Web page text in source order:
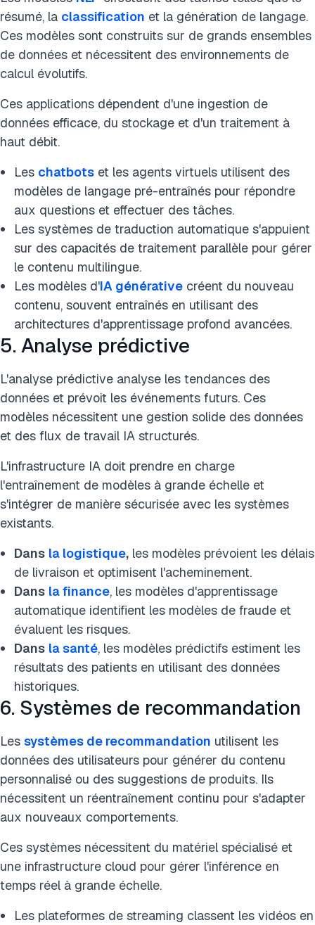
résumé, la classification et la génération de langage.
Ces modèles sont construits sur de grands ensembles
de données et nécessitent des environnements de
calcul évolutifs.
Ces applications dépendent d'une ingestion de
données efficace, du stockage et d'un traitement à
haut débit.
Les chatbots et les agents virtuels utilisent des
modèles de langage pré-entraînés pour répondre
aux questions et effectuer des tâches.
Les systèmes de traduction automatique s'appuient
sur des capacités de traitement parallèle pour gérer
le contenu multilingue.
Les modèles d'IA générative créent du nouveau
contenu, souvent entraînés en utilisant des
architectures d'apprentissage profond avancées.
5. Analyse prédictive
L'analyse prédictive analyse les tendances des
données et prévoit les événements futurs. Ces
modèles nécessitent une gestion solide des données
et des flux de travail IA structurés.
L'infrastructure IA doit prendre en charge
l'entraînement de modèles à grande échelle et
s'intégrer de manière sécurisée avec les systèmes
existants.
Dans la logistique, les modèles prévoient les délais
de livraison et optimisent l'acheminement.
Dans la finance, les modèles d'apprentissage
automatique identifient les modèles de fraude et
évaluent les risques.
Dans la santé, les modèles prédictifs estiment les
résultats des patients en utilisant des données
historiques.
6. Systèmes de recommandation
Les systèmes de recommandation utilisent les
données des utilisateurs pour générer du contenu
personnalisé ou des suggestions de produits. Ils
nécessitent un réentraînement continu pour s'adapter
aux nouveaux comportements.
Ces systèmes nécessitent du matériel spécialisé et
une infrastructure cloud pour gérer l'inférence en
temps réel à grande échelle.
Les plateformes de streaming classent les vidéos en